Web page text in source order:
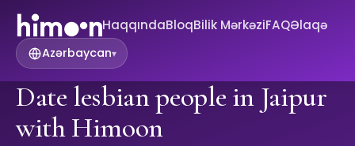
HaqqındaBloqBilik MərkəziFAQƏlaqə
Azərbaycan▾
Date lesbian people in Jaipur
with Himoon